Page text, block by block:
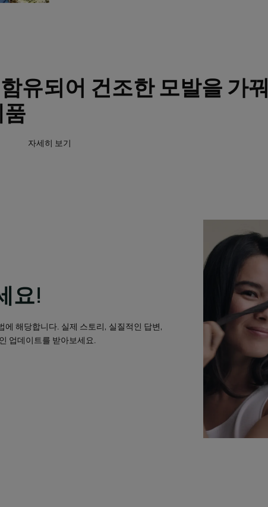
유되어 건조한 모발을 가꿔
자세히 보기
요!
해당합니다. 실제 스토리, 실질적인 답변,
업데이트를 받아보세요.